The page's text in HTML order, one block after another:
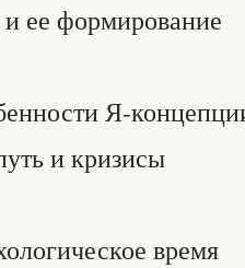
ее формирование
Я-
и кризисы
время